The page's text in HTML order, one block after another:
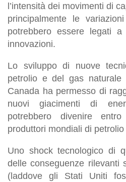
l’intensità dei movimenti di
principalmente le
potrebbero essere legati
innovazioni.
Lo sviluppo di nuove
petrolio e del gas
Canada ha permesso di
nuovi giacimenti di
potrebbero divenire
produttori mondiali di
Uno shock tecnologico di
delle conseguenze rilevanti
(laddove gli Stati Uniti